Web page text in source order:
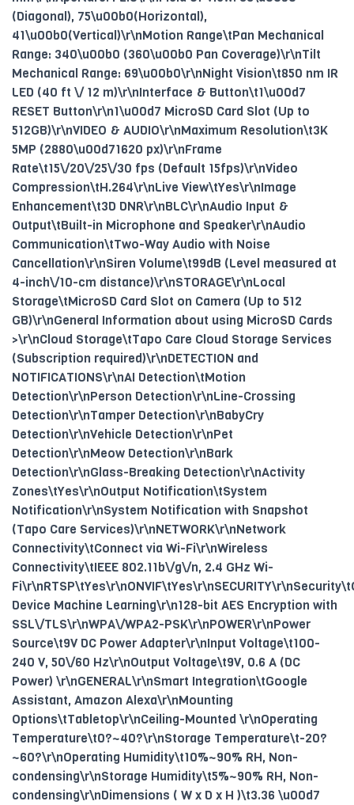
(Diagonal), 75\u00b0(Horizontal),
41\u00b0(Vertical)\r\nMotion Range\tPan Mechanical
Range: 340\u00b0 (360\u00b0 Pan Coverage)\r\nTilt
Mechanical Range: 69\u00b0\r\nNight Vision\t850 nm IR
LED (40 ft \/ 12 m)\r\nInterface & Button\t1\u00d7
RESET Button\r\n1\u00d7 MicroSD Card Slot (Up to
512GB)\r\nVIDEO & AUDIO\r\nMaximum Resolution\t3K
5MP (2880\u00d71620 px)\r\nFrame
Rate\t15\/20\/25\/30 fps (Default 15fps)\r\nVideo
Compression\tH.264\r\nLive View\tYes\r\nImage
Enhancement\t3D DNR\r\nBLC\r\nAudio Input &
Output\tBuilt-in Microphone and Speaker\r\nAudio
Communication\tTwo-Way Audio with Noise
Cancellation\r\nSiren Volume\t99dB (Level measured at
4-inch\/10-cm distance)\r\nSTORAGE\r\nLocal
Storage\tMicroSD Card Slot on Camera (Up to 512
GB)\r\nGeneral Information about using MicroSD Cards
>\r\nCloud Storage\tTapo Care Cloud Storage Services
(Subscription required)\r\nDETECTION and
NOTIFICATIONS\r\nAI Detection\tMotion
Detection\r\nPerson Detection\r\nLine-Crossing
Detection\r\nTamper Detection\r\nBabyCry
Detection\r\nVehicle Detection\r\nPet
Detection\r\nMeow Detection\r\nBark
Detection\r\nGlass-Breaking Detection\r\nActivity
Zones\tYes\r\nOutput Notification\tSystem
Notification\r\nSystem Notification with Snapshot
(Tapo Care Services)\r\nNETWORK\r\nNetwork
Connectivity\tConnect via Wi-Fi\r\nWireless
Connectivity\tIEEE 802.11b\/g\/n, 2.4 GHz Wi-
Device Machine Learning\r\n128-bit AES Encryption with
SSL\/TLS\r\nWPA\/WPA2-PSK\r\nPOWER\r\nPower
Source\t9V DC Power Adapter\r\nInput Voltage\t100-
240 V, 50\/60 Hz\r\nOutput Voltage\t9V, 0.6 A (DC
Power) \r\nGENERAL\r\nSmart Integration\tGoogle
Assistant, Amazon Alexa\r\nMounting
Options\tTabletop\r\nCeiling-Mounted \r\nOperating
Temperature\t0?~40?\r\nStorage Temperature\t-20?
~60?\r\nOperating Humidity\t10%~90% RH, Non-
condensing\r\nStorage Humidity\t5%~90% RH, Non-
condensing\r\nDimensions ( W x D x H )\t3.36 \u00d7